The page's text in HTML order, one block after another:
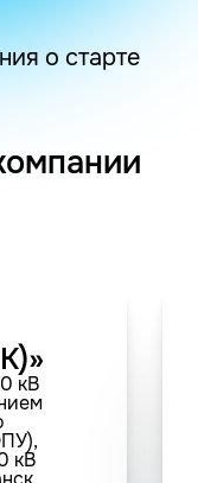
о старте
кВ
кВ